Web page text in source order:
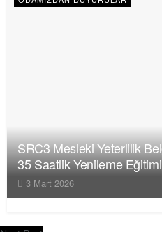
SRC3 Mesleki Yeterlilik
35 Saatlik Yenileme
3 Mart 2026